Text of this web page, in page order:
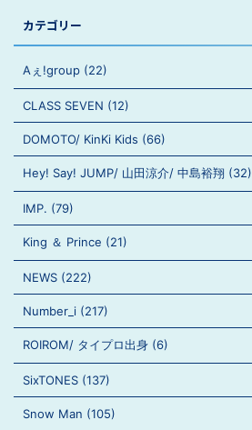
カテゴリー
Aぇ!group (22)
CLASS SEVEN (12)
DOMOTO/ KinKi Kids (66)
Hey! Say! JUMP/ 山田涼介/ 中島裕翔 (32)
IMP. (79)
King ＆ Prince (21)
NEWS (222)
Number_i (217)
ROIROM/ タイプロ出身 (6)
SixTONES (137)
Snow Man (105)